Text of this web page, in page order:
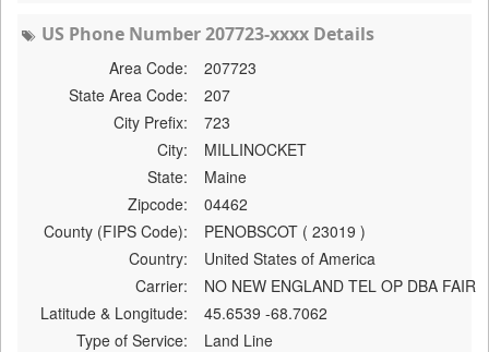
US Phone Number 207723-xxxx Details
Area Code:
207723
State Area Code:
207
City Prefix:
723
City:
MILLINOCKET
State:
Maine
Zipcode:
04462
County (FIPS Code):
PENOBSCOT ( 23019 )
Country:
United States of America
Carrier:
NO NEW ENGLAND TEL OP DBA FAIR
Latitude & Longitude:
45.6539 -68.7062
Type of Service:
Land Line